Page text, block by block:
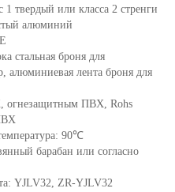
твердый или класса 2 стренги
алюминий
стальная броня для
алюминиевая лента броня для
огнезащитным ПВХ, Rohs
90℃
барабан или согласно
YJLV32, ZR-YJLV32